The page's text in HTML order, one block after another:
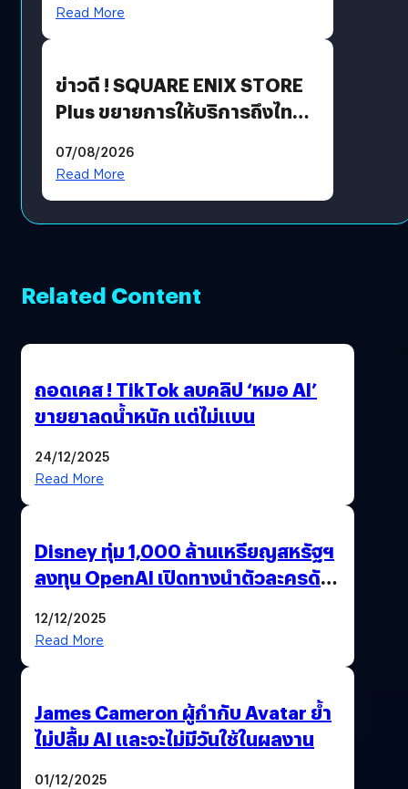
Read More
ข่าวดี ! SQUARE ENIX STORE
Plus ขยายการให้บริการถึงไทย
โดยตรง
07/08/2026
Read More
Related Content
ถอดเคส ! TikTok ลบคลิป ‘หมอ AI’
ขายยาลดน้ำหนัก แต่ไม่แบน
24/12/2025
Read More
Disney ทุ่ม 1,000 ล้านเหรียญสหรัฐฯ
ลงทุน OpenAI เปิดทางนำตัวละครดัง
12/12/2025
Read More
James Cameron ผู้กำกับ Avatar ย้ำ
ไม่ปลื้ม AI และจะไม่มีวันใช้ในผลงาน
01/12/2025